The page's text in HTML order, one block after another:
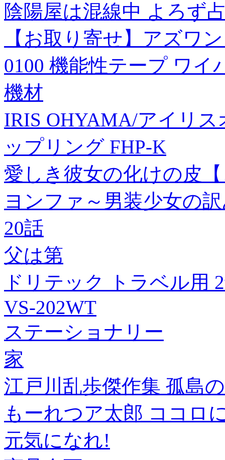
陰陽屋は混線中 よろず
【お取り寄せ】アズワ
0100 機能性テープ ワイ
機材
IRIS OHYAMA/アイリ
ップリング FHP-K
愛しき彼女の化けの皮
ヨンファ～男装少女の
20話
父は第
ドリテック トラベル用
VS-202WT
ステーショナリー
家
江戸川乱歩傑作集 孤島
もーれつア太郎 ココロ
元気になれ!